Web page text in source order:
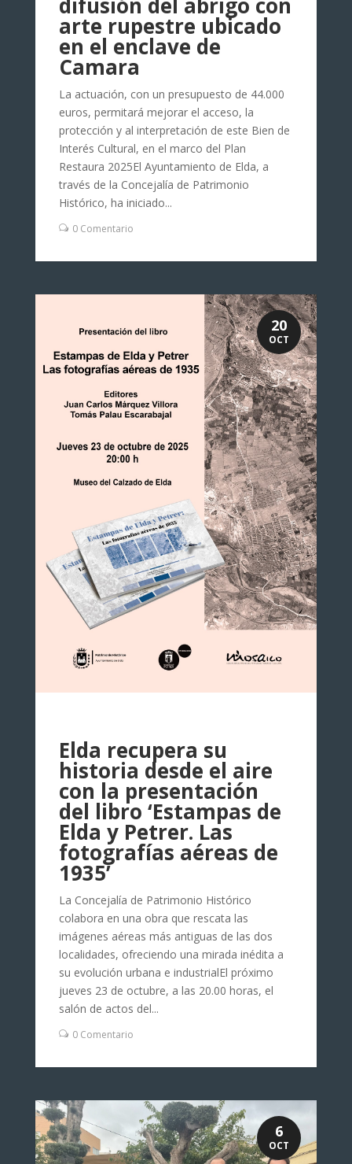
difusión del abrigo con
arte rupestre ubicado
en el enclave de
Camara
La actuación, con un presupuesto de 44.000
euros, permitará mejorar el acceso, la
protección y al interpretación de este Bien de
Interés Cultural, en el marco del Plan
Restaura 2025El Ayuntamiento de Elda, a
través de la Concejalía de Patrimonio
Histórico, ha iniciado...
0 Comentario
Elda recupera su
historia desde el aire
con la presentación
del libro ‘Estampas de
Elda y Petrer. Las
fotografías aéreas de
1935’
La Concejalía de Patrimonio Histórico
colabora en una obra que rescata las
imágenes aéreas más antiguas de las dos
localidades, ofreciendo una mirada inédita a
su evolución urbana e industrialEl próximo
jueves 23 de octubre, a las 20.00 horas, el
salón de actos del...
0 Comentario
20
OCT
6
OCT